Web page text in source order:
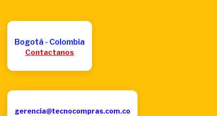
Bogotá - Colombia
Contactanos
gerencia@tecnocompras.com.co